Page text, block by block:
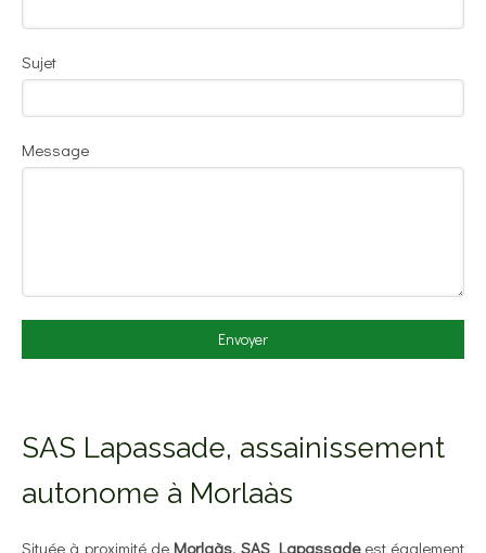
Sujet
Message
Envoyer
SAS Lapassade, assainissement
autonome à Morlaàs
Située à proximité de Morlaàs,SAS Lapassadeest également